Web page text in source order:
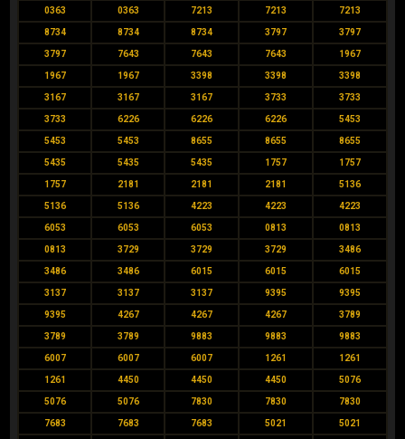
0363 0363 7213 7213 7213
8734 8734 8734 3797 3797
3797 7643 7643 7643 1967
1967 1967 3398 3398 3398
3167 3167 3167 3733 3733
3733 6226 6226 6226 5453
5453 5453 8655 8655 8655
5435 5435 5435 1757 1757
1757 2181 2181 2181 5136
5136 5136 4223 4223 4223
6053 6053 6053 0813 0813
0813 3729 3729 3729 3486
3486 3486 6015 6015 6015
3137 3137 3137 9395 9395
9395 4267 4267 4267 3789
3789 3789 9883 9883 9883
6007 6007 6007 1261 1261
1261 4450 4450 4450 5076
5076 5076 7830 7830 7830
7683 7683 7683 5021 5021